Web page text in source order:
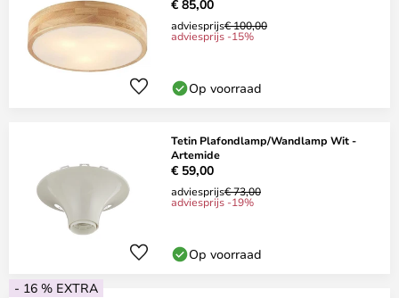
€ 85,00
adviesprijs€ 100,00
adviesprijs -15%
Op voorraad
Tetin Plafondlamp/Wandlamp Wit -
Artemide
€ 59,00
adviesprijs€ 73,00
adviesprijs -19%
Op voorraad
- 16 % EXTRA